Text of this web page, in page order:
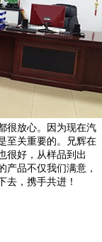
放心。因为现在汽
至关重要的。兄辉在
很好，从样品到出
产品不仅我们满意，
去，携手共进！